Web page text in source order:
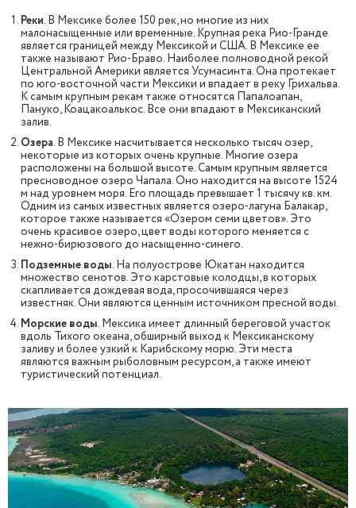
Реки. В Мексике более 150 рек, но многие из них
малонасыщенные или временные. Крупная река Рио-Гранде
является границей между Мексикой и США. В Мексике ее
также называют Рио-Браво. Наиболее полноводной рекой
Центральной Америки является Усумасинта. Она протекает
по юго-восточной части Мексики и впадает в реку Грихальва.
К самым крупным рекам также относятся Папалоапан,
Пануко, Коацакоалькос. Все они впадают в Мексиканский
залив.
Озера. В Мексике насчитывается несколько тысяч озер,
некоторые из которых очень крупные. Многие озера
расположены на большой высоте. Самым крупным является
пресноводное озеро Чапала. Оно находится на высоте 1524
м над уровнем моря. Его площадь превышает 1 тысячу кв. км.
Одним из самых известных является озеро-лагуна Балакар,
которое также называется «Озером семи цветов». Это
очень красивое озеро, цвет воды которого меняется с
нежно-бирюзового до насыщенно-синего.
Подземные воды. На полуострове Юкатан находится
множество сенотов. Это карстовые колодцы, в которых
скапливается дождевая вода, просочившаяся через
известняк. Они являются ценным источником пресной воды.
Морские воды. Мексика имеет длинный береговой участок
вдоль Тихого океана, обширный выход к Мексиканскому
заливу и более узкий к Карибскому морю. Эти места
являются важным рыболовным ресурсом, а также имеют
туристический потенциал.